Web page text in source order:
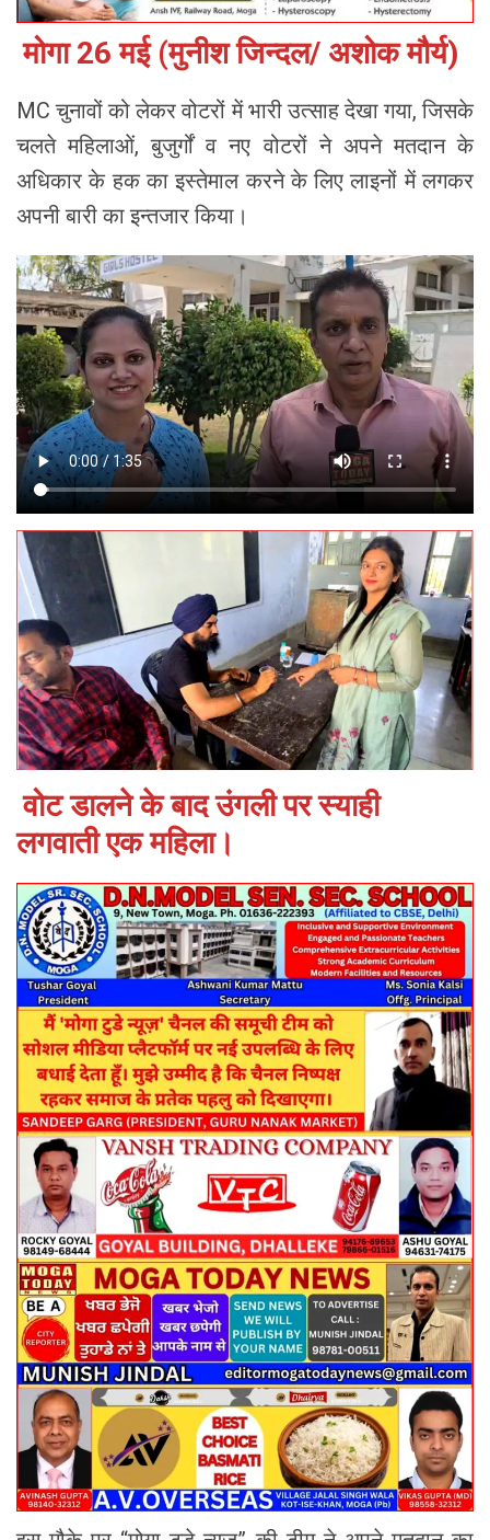
मोगा 26 मई (मुनीश जिन्दल/ अशोक मौर्य)
MC चुनावों को लेकर वोटरों में भारी उत्साह देखा गया, जिसके
चलते महिलाओं, बुजुर्गों व नए वोटरों ने अपने मतदान के
अधिकार के हक का इस्तेमाल करने के लिए लाइनों में लगकर
अपनी बारी का इन्तजार किया।
वोट डालने के बाद उंगली पर स्याही
लगवाती एक महिला।